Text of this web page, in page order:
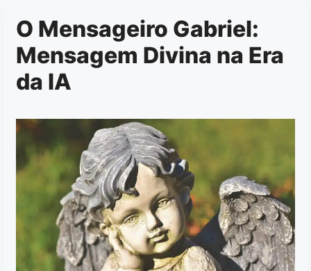
O Mensageiro Gabriel:
Mensagem Divina na Era
da IA